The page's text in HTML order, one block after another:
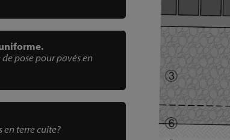
pose pour pavés en
terre cuite?